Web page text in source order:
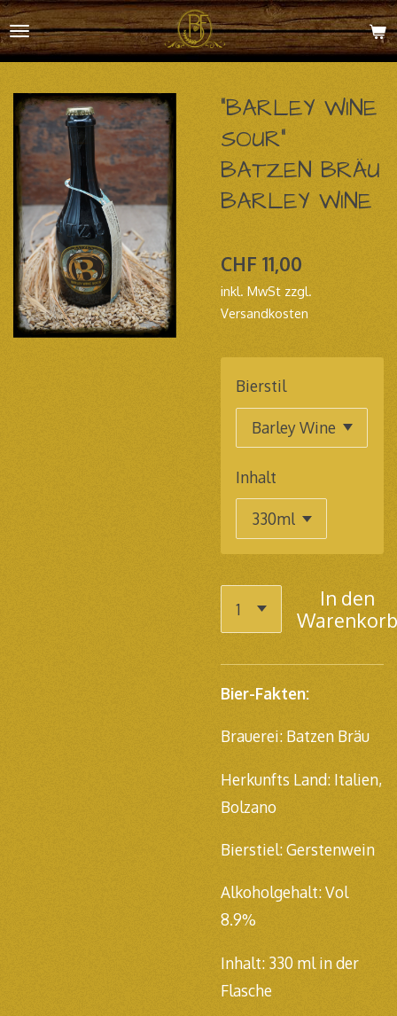
Zum
Hauptinhalt
"BARLEY WINE
SOUR"
BATZEN BRÄU
BARLEY WINE
CHF 11,00
inkl. MwSt zzgl.
Versandkosten
Bierstil
Inhalt
In den
Bier-Fakten:
Brauerei: Batzen Bräu
Herkunfts Land: Italien,
Bolzano
Bierstiel: Gerstenwein
Alkoholgehalt: Vol
8.9%
Inhalt: 330 ml in der
Flasche